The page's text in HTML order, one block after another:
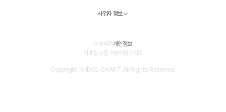
사업자 정보
이용약관개인정보
이메일 수집 거부이용가이드
Copyright ⓒ IDOL-CHART. All Rights Reserved.